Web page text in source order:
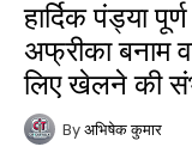
हार्दिक पंड्या
अफ्रीका बनाम
लिए खेलने की
By अभिषेक कुमार